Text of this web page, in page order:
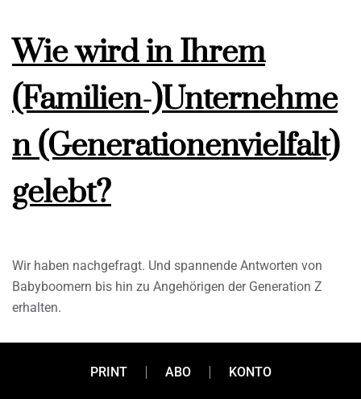
Wie wird in Ihrem
(Familien-)Unternehme
n (Generationenvielfalt)
gelebt?
Wir haben nachgefragt. Und spannende Antworten von
Babyboomern bis hin zu Angehörigen der Generation Z
erhalten.
PRINT ABO KONTO